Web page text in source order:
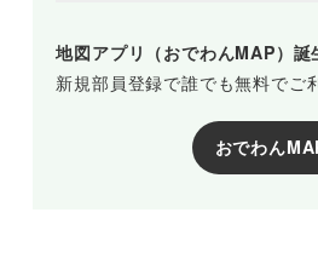
地図アプリ（おでわんMAP）誕
新規部員登録で誰でも無料でご
おでわん